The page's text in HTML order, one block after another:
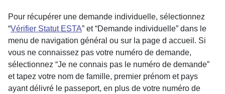
Pour récupérer une demande individuelle, sélectionnez
“Vérifier Statut ESTA” et “Demande individuelle” dans le
menu de navigation général ou sur la page d accueil. Si
vous ne connaissez pas votre numéro de demande,
sélectionnez “Je ne connais pas le numéro de demande”
et tapez votre nom de famille, premier prénom et pays
ayant délivré le passeport, en plus de votre numéro de